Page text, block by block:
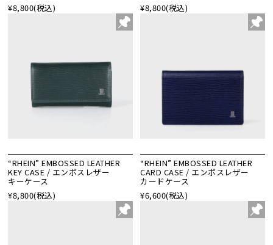
¥8,800(税込)
¥8,800(税込)
“RHEIN” EMBOSSED LEATHER
KEY CASE / エンボスレザー
キーケース
¥8,800(税込)
“RHEIN” EMBOSSED LEATHER
CARD CASE / エンボスレザー
カードケース
¥6,600(税込)